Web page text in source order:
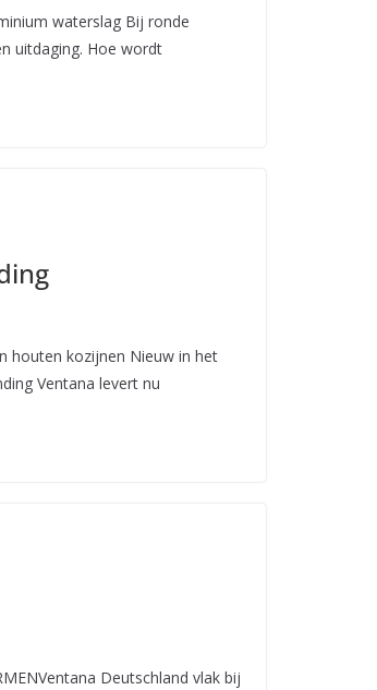
waterslag Bij ronde
uitdaging. Hoe wordt
houten kozijnen Nieuw in het
Ventana levert nu
Deutschland vlak bij